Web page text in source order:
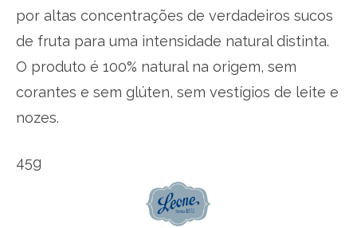
por altas concentrações de verdadeiros sucos
de fruta para uma intensidade natural distinta.
O produto é 100% natural na origem, sem
corantes e sem glúten, sem vestígios de leite e
nozes.
45g